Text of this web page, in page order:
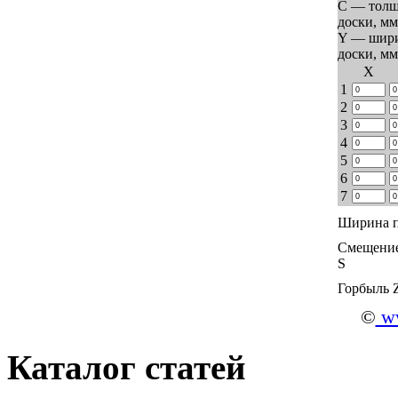
C —
доски, мм
Y —
доски, мм
Х
1
2
3
4
5
6
7
Ширина
S
Горбыль
©
Каталог статей